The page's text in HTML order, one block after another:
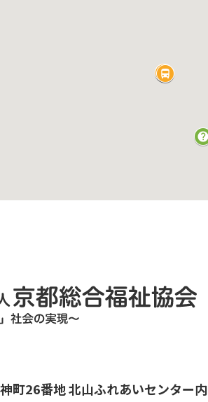
町26番地 北山ふれあいセンター内